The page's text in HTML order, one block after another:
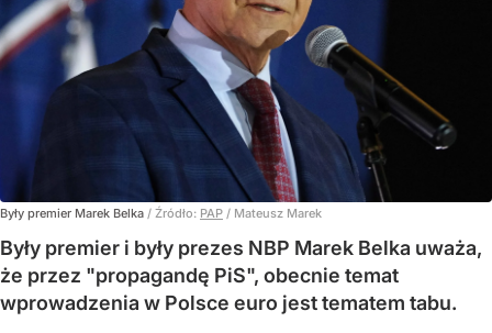
Były premier Marek Belka / Źródło: PAP / Mateusz Marek
Były premier i były prezes NBP Marek Belka uważa,
że przez "propagandę PiS", obecnie temat
wprowadzenia w Polsce euro jest tematem tabu.